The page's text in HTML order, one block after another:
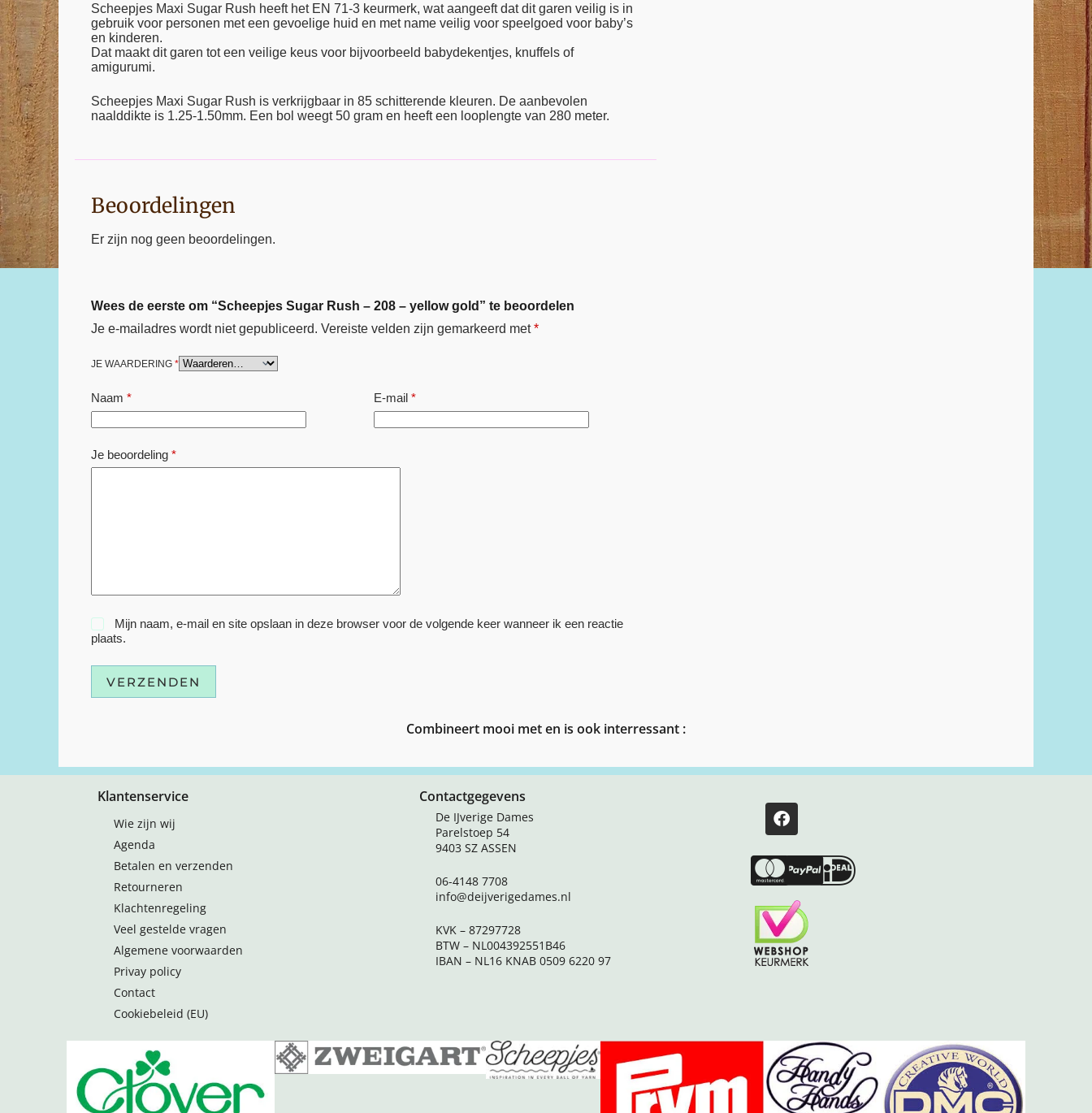
Scheepjes Maxi Sugar Rush heeft het EN 71-3 keurmerk, wat aangeeft dat dit garen veilig is in
gebruik voor personen met een gevoelige huid en met name veilig voor speelgoed voor baby’s
en kinderen.
Dat maakt dit garen tot een veilige keus voor bijvoorbeeld babydekentjes, knuffels of
amigurumi.
Scheepjes Maxi Sugar Rush is verkrijgbaar in 85 schitterende kleuren. De aanbevolen
naalddikte is 1.25-1.50mm. Een bol weegt 50 gram en heeft een looplengte van 280 meter.
Beoordelingen
Er zijn nog geen beoordelingen.
Wees de eerste om “Scheepjes Sugar Rush – 208 – yellow gold” te beoordelen
Je e-mailadres wordt niet gepubliceerd. Vereiste velden zijn gemarkeerd met*
JE WAARDERING *
Naam * E-mail *
Je beoordeling *
Mijn naam, e-mail en site opslaan in deze browser voor de volgende keer wanneer ik een reactie
plaats.
VERZENDEN
Combineert mooi met en is ook interressant :
Klantenservice
Wie zijn wij
Agenda
Betalen en verzenden
Retourneren
Klachtenregeling
Veel gestelde vragen
Algemene voorwaarden
Privay policy
Contact
Cookiebeleid (EU)
Contactgegevens
De IJverige Dames
Parelstoep 54
9403 SZ ASSEN
06-4148 7708
info@deijverigedames.nl
KVK – 87297728
BTW – NL004392551B46
IBAN – NL16 KNAB 0509 6220 97